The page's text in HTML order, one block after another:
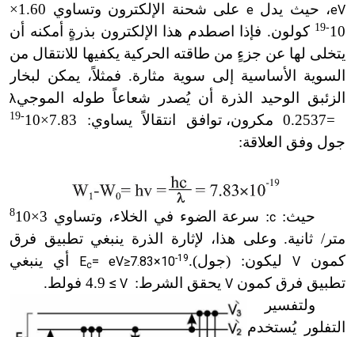
eV، حيث يدلe
على شحنة الإلكترون وتساوي 1.60×
10
-19 كولون. فإذا
اصطدم هذا الإلكترون بذرةٍ أمكنه أن
يتخلى لها عن جزءٍ من طاقته الحركية يكفيها للانتقال من
السوية الأساسية إلى سوية مثارة. فمثلاً، يمكن لبخار
الزئبق الوحيد الذرة أن يُصدر شعاعاً طوله الموجيλ
=0.2537 مكرون، توافق انتقالاً يساوي: 7.83×10 -19
جول وفق العلاقة:
حيث:
c: سرعة الضوء في الخلاء، وتساوي 3× 810
متر/ ثانية. وعلى هذا، لإثارة الذرة ينبغي تطبيق فرق
كمون V ليكون: Ec= eV≥7.83×10-19(جول).
أي ينبغي
تطبيق فرق كمون V يحقق الشرط: V
≥ 4.9 فولط.
ولتفسير
التفلور يُستخدم